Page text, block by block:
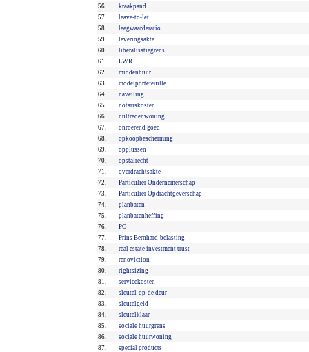
56.
kraakpand
57.
leave-to-let
58.
leegwaarderatio
59.
leveringsakte
60.
liberalisatiegrens
61.
LWR
62.
middenhuur
63.
modelportefeuille
64.
naveiling
65.
notariskosten
66.
nultredenwoning
67.
onroerend goed
68.
opkoopbescherming
69.
opplussen
70.
opstalrecht
71.
overdrachtsakte
72.
Particulier Ondernemerschap
73.
Particulier Opdrachtgeverschap
74.
planbaten
75.
planbatenheffing
76.
PO
77.
Prins Bernhard-belasting
78.
real estate investment trust
79.
renoviction
80.
rightsizing
81.
servicekosten
82.
sleutel-op-de deur
83.
sleutelgeld
84.
sleutelklaar
85.
sociale huurgrens
86.
sociale huurwoning
87.
special products